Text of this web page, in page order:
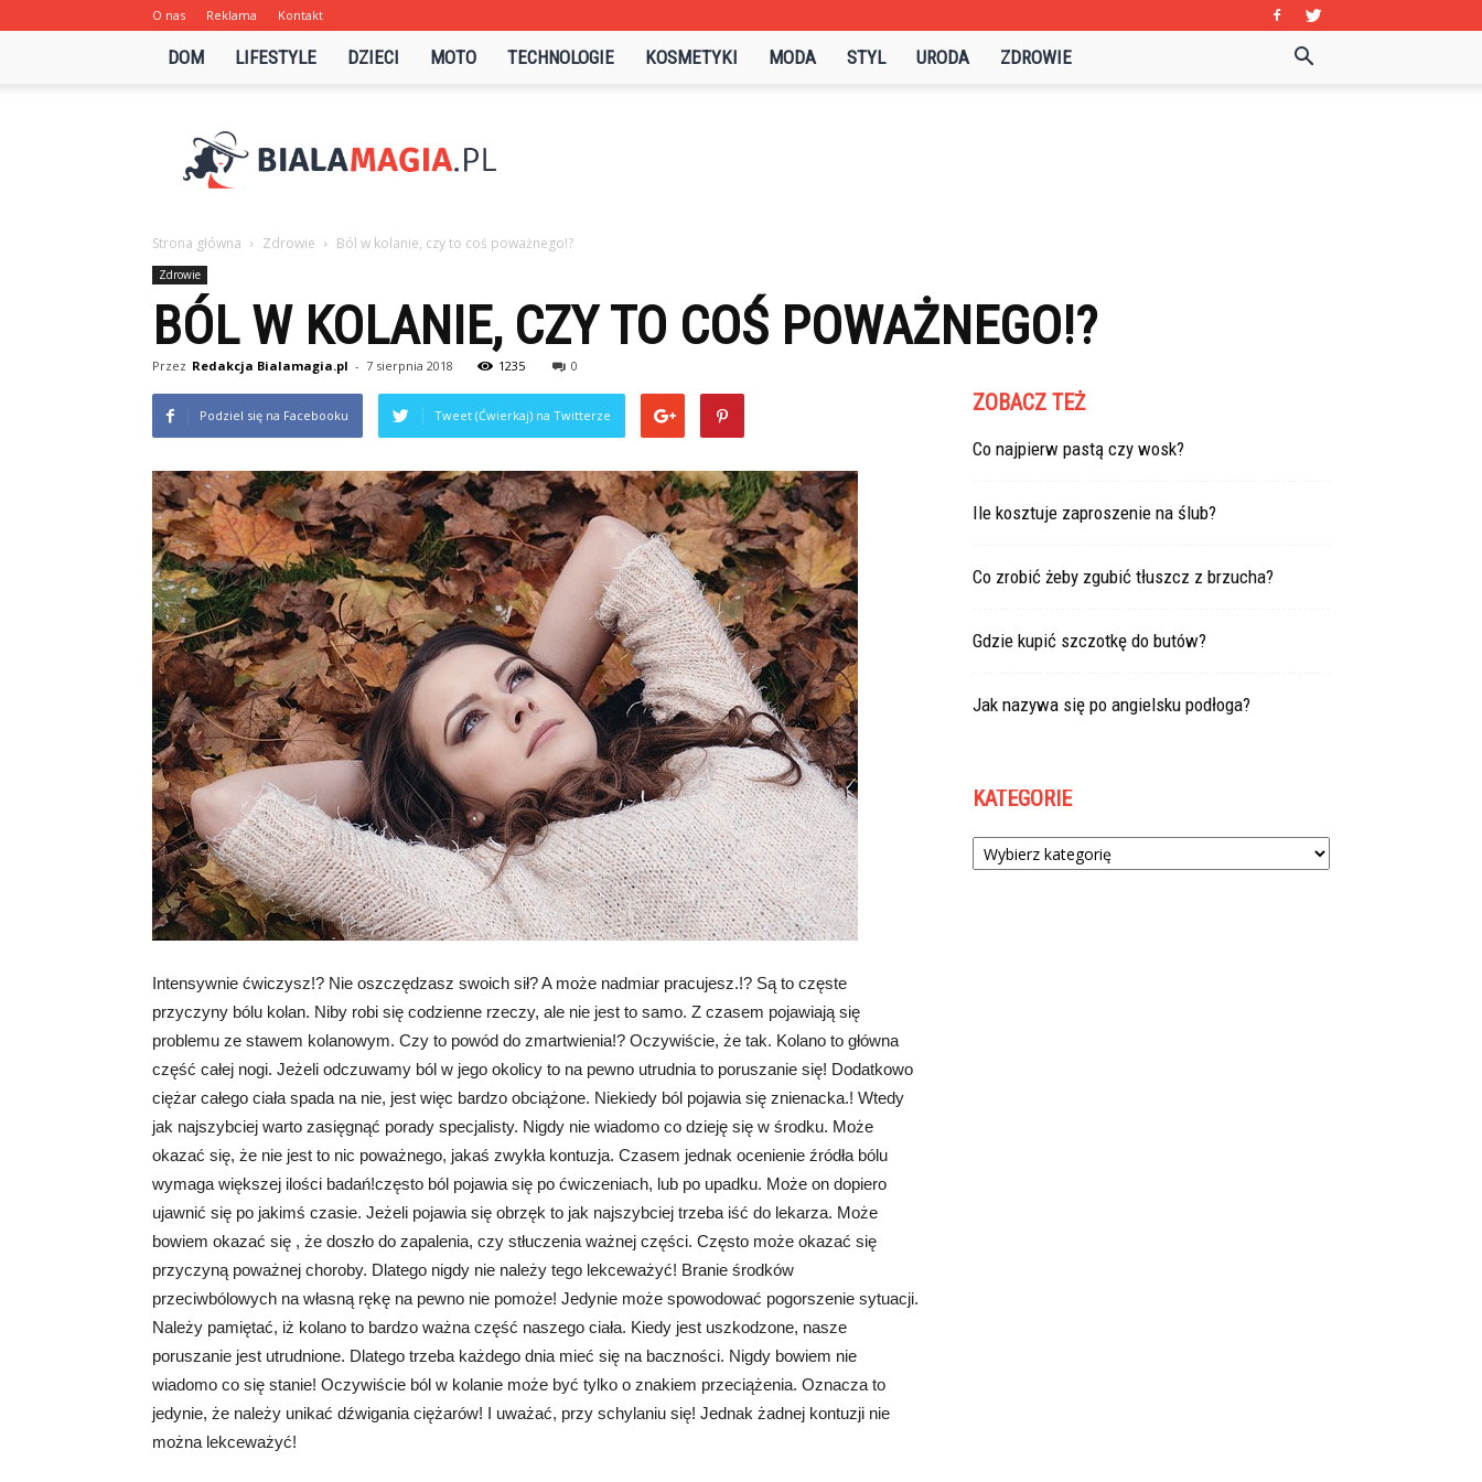
O nas Reklama Kontakt
DOM LIFESTYLE DZIECI MOTO TECHNOLOGIE KOSMETYKI MODA STYL URODA ZDROWIE
Strona główna Zdrowie Ból w kolanie, czy to coś poważnego!?
Zdrowie
BÓL W KOLANIE, CZY TO COŚ POWAŻNEGO!?
Przez Redakcja Bialamagia.pl - 7 sierpnia 2018 1235 0
Podziel się na Facebooku Tweet (Ćwierkaj) na Twitterze
Intensywnie ćwiczysz!? Nie oszczędzasz swoich sił? A może nadmiar pracujesz.!? Są to częste
przyczyny bólu kolan. Niby robi się codzienne rzeczy, ale nie jest to samo. Z czasem pojawiają się
problemu ze stawem kolanowym. Czy to powód do zmartwienia!? Oczywiście, że tak. Kolano to główna
część całej nogi. Jeżeli odczuwamy ból w jego okolicy to na pewno utrudnia to poruszanie się! Dodatkowo
ciężar całego ciała spada na nie, jest więc bardzo obciążone. Niekiedy ból pojawia się znienacka.! Wtedy
jak najszybciej warto zasięgnąć porady specjalisty. Nigdy nie wiadomo co dzieję się w środku. Może
okazać się, że nie jest to nic poważnego, jakaś zwykła kontuzja. Czasem jednak ocenienie źródła bólu
wymaga większej ilości badań!często ból pojawia się po ćwiczeniach, lub po upadku. Może on dopiero
ujawnić się po jakimś czasie. Jeżeli pojawia się obrzęk to jak najszybciej trzeba iść do lekarza. Może
bowiem okazać się , że doszło do zapalenia, czy stłuczenia ważnej części. Często może okazać się
przyczyną poważnej choroby. Dlatego nigdy nie należy tego lekceważyć! Branie środków
przeciwbólowych na własną rękę na pewno nie pomoże! Jedynie może spowodować pogorszenie sytuacji.
Należy pamiętać, iż kolano to bardzo ważna część naszego ciała. Kiedy jest uszkodzone, nasze
poruszanie jest utrudnione. Dlatego trzeba każdego dnia mieć się na baczności. Nigdy bowiem nie
wiadomo co się stanie! Oczywiście ból w kolanie może być tylko o znakiem przeciążenia. Oznacza to
jedynie, że należy unikać dźwigania ciężarów! I uważać, przy schylaniu się! Jednak żadnej kontuzji nie
można lekceważyć!
ZOBACZ TEŻ
Co najpierw pastą czy wosk?
Ile kosztuje zaproszenie na ślub?
Co zrobić żeby zgubić tłuszcz z brzucha?
Gdzie kupić szczotkę do butów?
Jak nazywa się po angielsku podłoga?
KATEGORIE
Kategorie